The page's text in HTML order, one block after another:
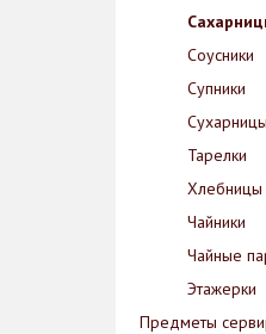
Соусники
Супники
Сухарницы
Тарелки
Хлебницы
Чайники
Чайные
Этажерки
Предметы